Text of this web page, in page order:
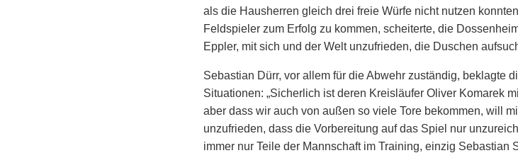
als die Hausherren gleich drei freie Würfe nicht nutzen
Feldspieler zum Erfolg zu kommen, scheiterte, die
Eppler, mit sich und der Welt unzufrieden, die Duschen
Sebastian Dürr, vor allem für die Abwehr zuständig, beklagte
Situationen: „Sicherlich ist deren Kreisläufer Oliver Komarek
aber dass wir auch von außen so viele Tore bekommen, will
unzufrieden, dass die Vorbereitung auf das Spiel nur
immer nur Teile der Mannschaft im Training, einzig Sebastian